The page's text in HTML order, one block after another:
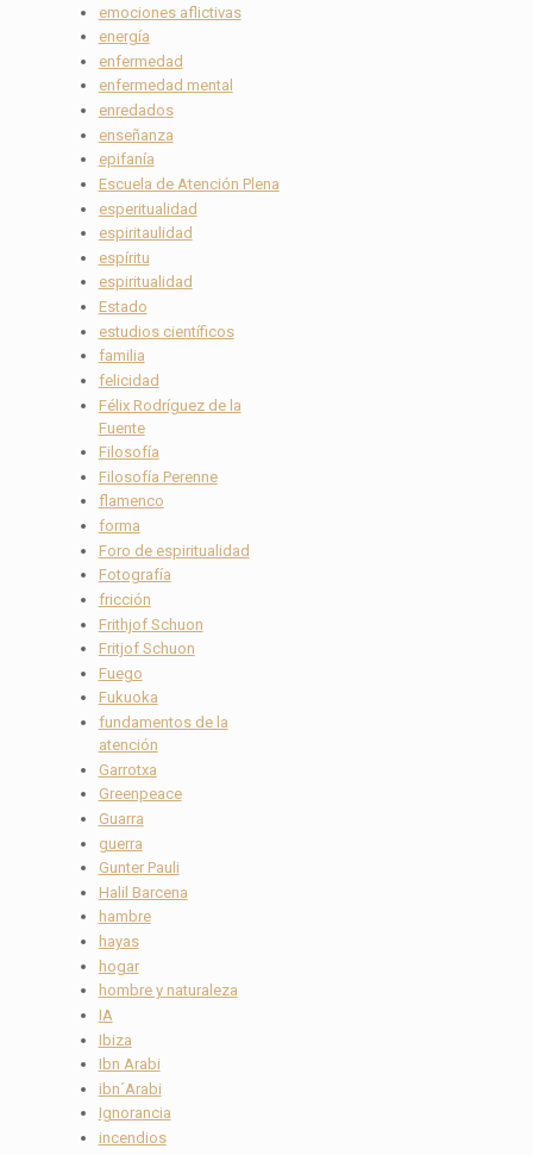
emociones aflictivas
energía
enfermedad
enfermedad mental
enredados
enseñanza
epifanía
Escuela de Atención Plena
esperitualidad
espiritaulidad
espíritu
espiritualidad
Estado
estudios científicos
familia
felicidad
Félix Rodríguez de la
Fuente
Filosofía
Filosofía Perenne
flamenco
forma
Foro de espiritualidad
Fotografía
fricción
Frithjof Schuon
Fritjof Schuon
Fuego
Fukuoka
fundamentos de la
atención
Garrotxa
Greenpeace
Guarra
guerra
Gunter Pauli
Halil Barcena
hambre
hayas
hogar
hombre y naturaleza
IA
Ibiza
Ibn Arabi
ibn´Arabi
Ignorancia
incendios